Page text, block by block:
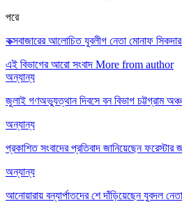
পরে
কক্সবাজারের আলোচিত যুবলীগ নেতা মোনাফ
এই বিভাগের আরো সংবাদ More from author
অন্যান্য
জুলাই গণঅভ্যুত্থান দিবসে বন বিভাগ চট্টগ্রাম
অন্যান্য
প্রকাশিত সংবাদের প্রতিবাদ জানিয়েছেন ফরেস্টার
অন্যান্য
আনোয়ারায় বন্যার্পাতদের শে দাঁড়িয়েছেন যুবদল